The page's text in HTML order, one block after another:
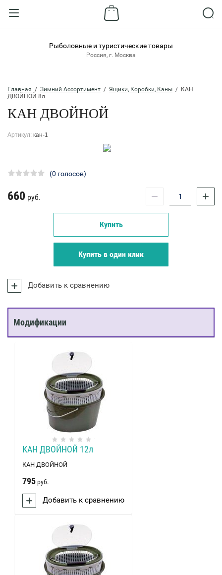
ВХОД В КАБИНЕТ
Пароль:
Рыболовные и туристические товары
Россия, г. Москва
Главная
  /
Зимний Ассортимент
  /
Ящики, Коробки, Каны
  /  КАН
ДВОЙНОЙ 8л
КАН ДВОЙНОЙ
Артикул: кан-1
(0 голосов)
660 руб. − +
Купить
Купить в один клик
Добавить к сравнению
Модификации
КАН ДВОЙНОЙ 12л
КАН ДВОЙНОЙ
795 руб.
Добавить к сравнению